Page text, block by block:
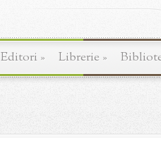
Editori » Librerie »